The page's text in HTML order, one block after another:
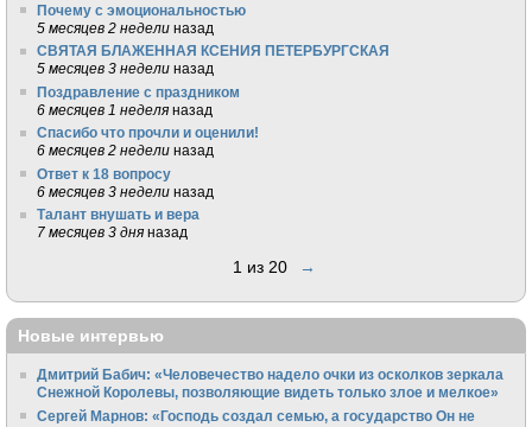
Почему с эмоциональностью
5 месяцев 2 недели назад
СВЯТАЯ БЛАЖЕННАЯ КСЕНИЯ ПЕТЕРБУРГСКАЯ
5 месяцев 3 недели назад
Поздравление с праздником
6 месяцев 1 неделя назад
Спасибо что прочли и оценили!
6 месяцев 2 недели назад
Ответ к 18 вопросу
6 месяцев 3 недели назад
Талант внушать и вера
7 месяцев 3 дня назад
1 из 20 →
Новые интервью
Дмитрий Бабич: «Человечество надело очки из осколков зеркала
Снежной Королевы, позволяющие видеть только злое и мелкое»
Сергей Марнов: «Господь создал семью, а государство Он не